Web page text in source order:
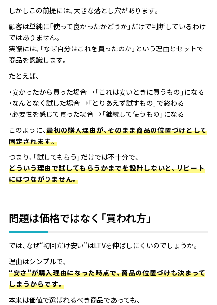
しかしこの前提には、大きな落とし穴があります。
顧客は単純に「使って良かったかどうか」だけで判断しているわけ
ではありません。
実際には、「なぜ自分はこれを買ったのか」という理由とセットで
商品を認識します。
たとえば、
・安かったから買った場合 →「これは安いときに買うもの」になる
・なんとなく試した場合 →「とりあえず試すもの」で終わる
・必要性を感じて買った場合 →「継続して使うもの」になる
このように、 最初の購入理由が、そのまま商品の位置づけとして
固定されます。
つまり、「試してもらう」だけでは不十分で、
どういう理由で試してもらうかまでを設計しないと、リピート
にはつながりません。
問題は価格ではなく「買われ方」
では、なぜ“初回だけ安い”はLTVを伸ばしにくいのでしょうか。
理由はシンプルで、
“安さ”が購入理由になった時点で、商品の位置づけも決まって
しまうからです。
本来は価値で選ばれるべき商品であっても、